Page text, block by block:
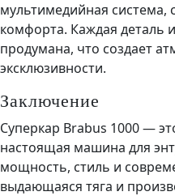
мультимедийная система,
комфорта. Каждая деталь
продумана, что создает
эксклюзивности.
Заключение
Суперкар Brabus 1000 —
настоящая машина для
мощность, стиль и
выдающаяся тяга и